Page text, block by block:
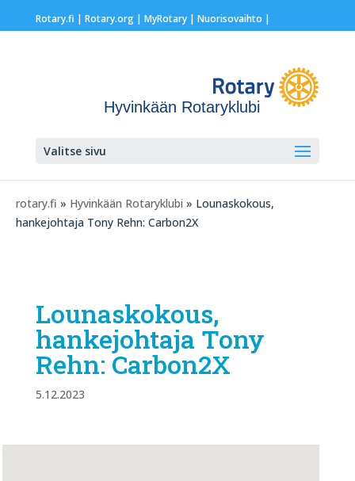
Rotary.fi | Rotary.org| MyRotary | Nuorisovaihto |
Hyvinkään Rotaryklubi
Valitse sivu
rotary.fi » Hyvinkään Rotaryklubi » Lounaskokous,
hankejohtaja Tony Rehn: Carbon2X
Lounaskokous,
hankejohtaja Tony
Rehn: Carbon2X
5.12.2023